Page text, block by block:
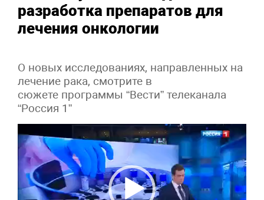
разработка препаратов для
лечения онкологии
О новых исследованиях, направленных на
лечение рака, смотрите в
сюжете программы “Вести” телеканала
“Россия 1”